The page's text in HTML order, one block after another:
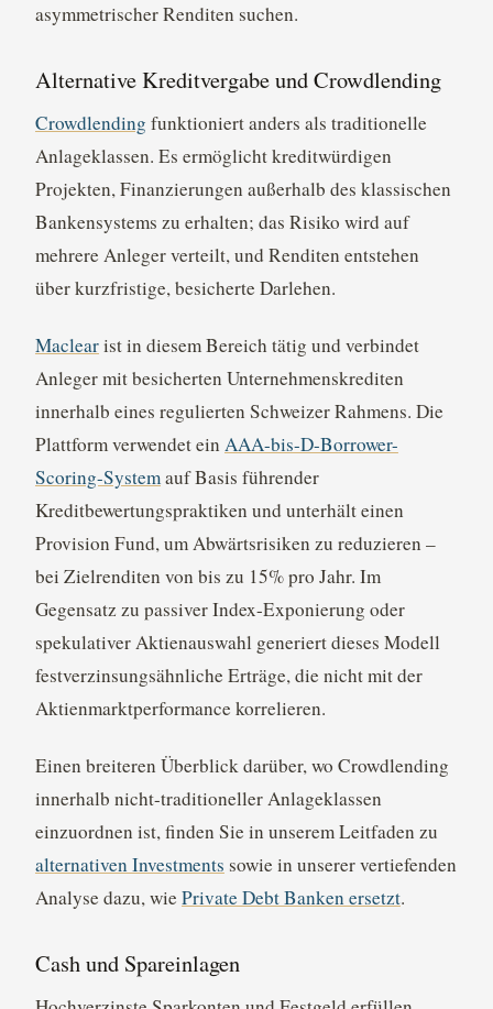
asymmetrischer Renditen suchen.
Alternative Kreditvergabe und Crowdlending
Crowdlending funktioniert anders als traditionelle
Anlageklassen. Es ermöglicht kreditwürdigen
Projekten, Finanzierungen außerhalb des klassischen
Bankensystems zu erhalten; das Risiko wird auf
mehrere Anleger verteilt, und Renditen entstehen
über kurzfristige, besicherte Darlehen.
Maclearist in diesem Bereich tätig und verbindet
Anleger mit besicherten Unternehmenskrediten
innerhalb eines regulierten Schweizer Rahmens. Die
Plattform verwendet ein AAA-bis-D-Borrower-
Scoring-Systemauf Basis führender
Kreditbewertungspraktiken und unterhält einen
Provision Fund, um Abwärtsrisiken zu reduzieren –
bei Zielrenditen von bis zu 15% pro Jahr. Im
Gegensatz zu passiver Index-Exponierung oder
spekulativer Aktienauswahl generiert dieses Modell
festverzinsungsähnliche Erträge, die nicht mit der
Aktienmarktperformance korrelieren.
Einen breiteren Überblick darüber, wo Crowdlending
innerhalb nicht-traditioneller Anlageklassen
einzuordnen ist, finden Sie in unserem Leitfaden zu
alternativen Investments sowie in unserer vertiefenden
Analyse dazu, wie Private Debt Banken ersetzt.
Cash und Spareinlagen